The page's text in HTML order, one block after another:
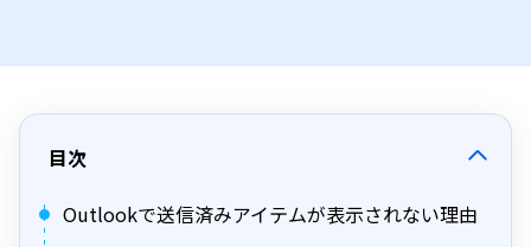
目次
Outlookで送信済みアイテムが表示されない理由